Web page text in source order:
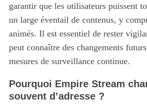
garantir que les utilisateurs puissent
un large éventail de contenus, y
animés. Il est essentiel de rester
peut connaître des changements
mesures de surveillance continue.
Pourquoi Empire Stream
souvent d’adresse ?